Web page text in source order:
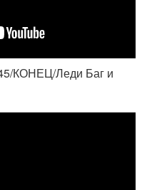
КОНЕЦ/Леди Баг и